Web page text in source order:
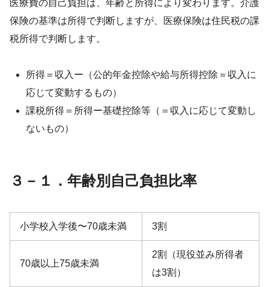
医療費の自己負担は、年齢と所得により変わります。介護
保険の基準は所得で判断しますが、医療保険は住民税の課
税所得で判断します。
所得＝収入ー（公的年金控除や給与所得控除＝収入に
応じて変動するもの）
課税所得＝所得ー基礎控除等（＝収入に応じて変動し
ないもの）
３－１．年齢別自己負担比率
小学校入学後〜70歳未満 3割
70歳以上75歳未満
2割（現役並み所得者
は3割）